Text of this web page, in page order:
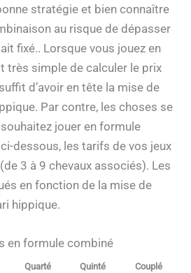
stratégie et bien connaître
au risque de dépasser
fixé.. Lorsque vous jouez en
très simple de calculer le prix
d’avoir en tête la mise de
Par contre, les choses se
jouer en formule
dessous, les tarifs de vos jeux
3 à 9 chevaux associés). Les
en fonction de la mise de
hippique.
en formule combiné
Quarté Quinté Couplé